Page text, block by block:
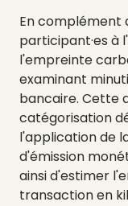
En complément
participant·es à
l'empreinte
examinant
bancaire. Cette
catégorisation
l'application de
d'émission
ainsi d'estimer
transaction en